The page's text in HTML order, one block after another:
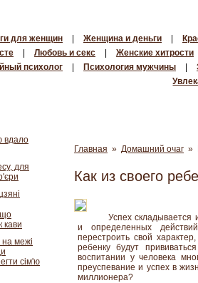
для женщин Женщина и деньги
Любовь и секс
Женские хитрости
психолог Психология мужчины
Главная » Домашний очаг »
Как из своего
Успех
и определенных
перестроить свой
ребенку будут
воспитании у человека
преуспевание и успех в
миллионера?
вдало
для
що
кави
межі
сім'ю